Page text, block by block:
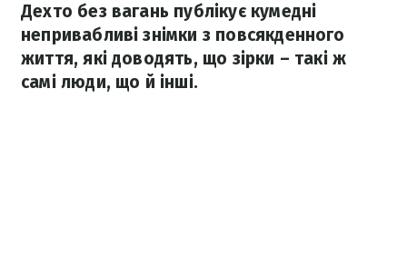
Дехто без вагань публікує кумедні
непривабливі знімки з повсякденного
життя, які доводять, що зірки – такі ж
самі люди, що й інші.